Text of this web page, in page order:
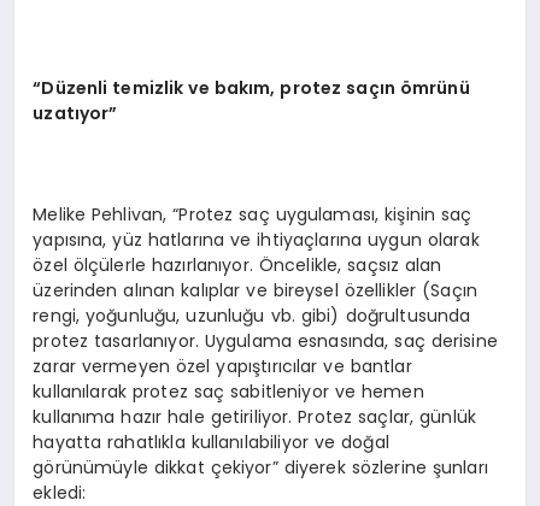
“Düzenli temizlik ve bakım, protez saçın ömrünü
uzatıyor”
Melike Pehlivan, “Protez saç uygulaması, kişinin saç
yapısına, yüz hatlarına ve ihtiyaçlarına uygun olarak
özel ölçülerle hazırlanıyor. Öncelikle, saçsız alan
üzerinden alınan kalıplar ve bireysel özellikler (Saçın
rengi, yoğunluğu, uzunluğu vb. gibi) doğrultusunda
protez tasarlanıyor. Uygulama esnasında, saç derisine
zarar vermeyen özel yapıştırıcılar ve bantlar
kullanılarak protez saç sabitleniyor ve hemen
kullanıma hazır hale getiriliyor. Protez saçlar, günlük
hayatta rahatlıkla kullanılabiliyor ve doğal
görünümüyle dikkat çekiyor” diyerek sözlerine şunları
ekledi: